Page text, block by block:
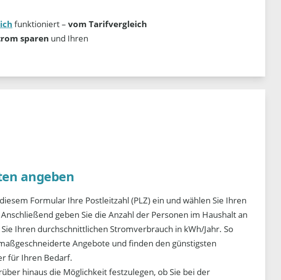
funktioniert –vom Tarifvergleich
sparen und Ihren
angeben
Formular Ihre Postleitzahl (PLZ) ein und wählen Sie Ihren
geben Sie die Anzahl der Personen im Haushalt an
Ihren durchschnittlichen Stromverbrauch in kWh/Jahr. So
Angebote und finden den günstigsten
für Ihren Bedarf.
hinaus die Möglichkeit festzulegen, ob Sie bei der